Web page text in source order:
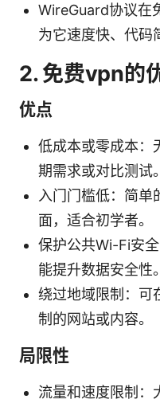
WireGuard协议在
为它速度快、代码
2. 免费vpn的
优点
低成本或零成本：
期需求或对比测试。
入门门槛低：简单
面，适合初学者。
保护公共Wi-Fi安
能提升数据安全性。
绕过地域限制：可
制的网站或内容。
局限性
流量和速度限制：